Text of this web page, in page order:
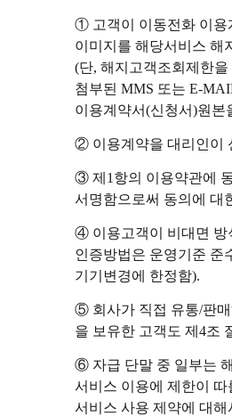
① 고객이 이동전화 이용
이미지를 해당서비스 해
(단, 해지고객조회제한
첨부된 MMS 또는 E-
이용계약서(신청서)원본
② 이용계약을 대리인이
③ 제1항의 이용약관에
서명함으로써 동의에 대
④ 이용고객이 비대면 방
인증방법은 운영기준 준
기기변경에 한정함).
⑤ 회사가 직접 유통/판매
을 보유한 고객도 제4조
⑥ 자급 단말 중 일부는
서비스 이용에 제한이
서비스 사용 제약에 대